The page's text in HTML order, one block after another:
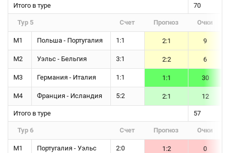
Итого в туре 70
Тур 5 Счет Прогноз Очки
М1 Польша - Португалия 1:1 2:1 9
М2 Уэльс - Бельгия 3:1 2:2 6
М3 Германия - Италия 1:1 1:1 30
М4 Франция - Исландия 5:2 2:1 12
Итого в туре 57
Тур 6 Счет Прогноз Очки
М1 Португалия - Уэльс 2:0 1:2 0